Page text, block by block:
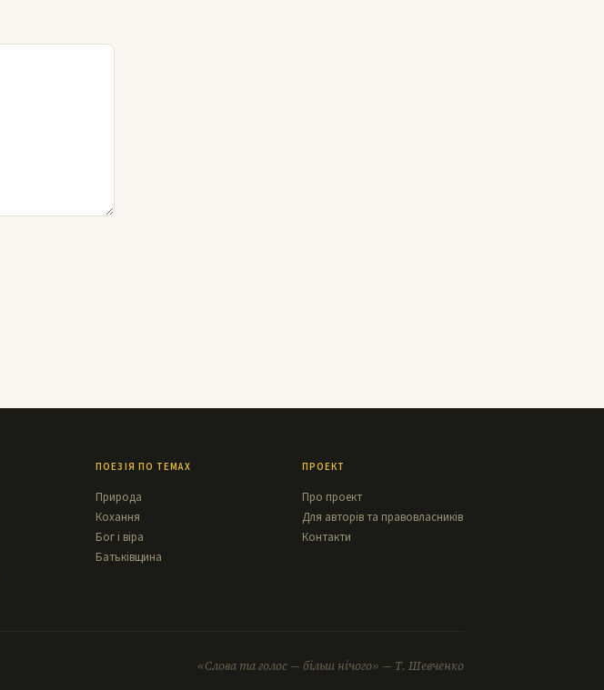
ПОЕЗІЯ ПО ТЕМАХ
Природа
Кохання
Бог і віра
Батьківщина
ПРОЕКТ
Про проект
Для авторів та правовласників
Контакти
«Слова та голос — більш нічого» — Т. Шевченко